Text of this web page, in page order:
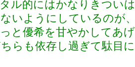
ル的にはかなりきつい
いようにしているのが
と優希を甘やかしてあ
らも依存し過ぎて駄目